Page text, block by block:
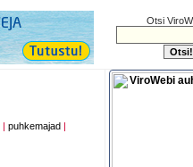
Otsi
|puhkemajad